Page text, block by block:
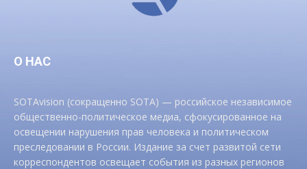
О НАС
SOTAvision (сокращенно SOTA) — российское независимое
общественно-политическое медиа, сфокусированное на
освещении нарушения прав человека и политическом
преследовании в России. Издание за счет развитой сети
корреспондентов освещает события из разных регионов